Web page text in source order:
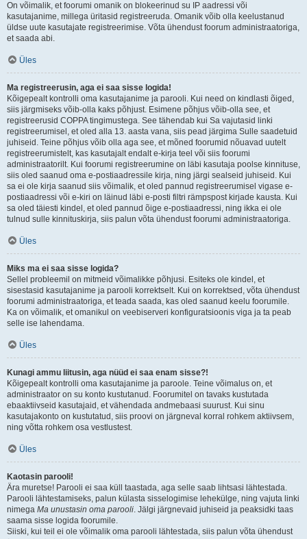
On võimalik, et foorumi omanik on blokeerinud su IP aadressi või
kasutajanime, millega üritasid registreeruda. Omanik võib olla keelustanud
üldse uute kasutajate registreerimise. Võta ühendust foorum administraatoriga,
et saada abi.
Üles
Ma registreerusin, aga ei saa sisse logida!
Kõigepealt kontrolli oma kasutajanime ja parooli. Kui need on kindlasti õiged,
siis järgmiseks võib-olla kaks põhjust. Esimene põhjus võib-olla see, et
registreerusid COPPA tingimustega. See tähendab kui Sa vajutasid linki
registreerumisel, et oled alla 13. aasta vana, siis pead järgima Sulle saadetuid
juhiseid. Teine põhjus võib olla aga see, et mõned foorumid nõuavad uutelt
registreerumistelt, kas kasutajalt endalt e-kirja teel või siis foorumi
administraatorilt. Kui foorumi registreerumine on läbi kasutaja poolse kinnituse,
siis oled saanud oma e-postiaadressile kirja, ning järgi sealseid juhiseid. Kui
sa ei ole kirja saanud siis võimalik, et oled pannud registreerumisel vigase e-
postiaadressi või e-kiri on läinud läbi e-posti filtri rämpspost kirjade kausta. Kui
sa oled täiesti kindel, et oled pannud õige e-postiaadressi, ning ikka ei ole
tulnud sulle kinnituskirja, siis palun võta ühendust foorumi administraatoriga.
Üles
Miks ma ei saa sisse logida?
Sellel probleemil on mitmeid võimalikke põhjusi. Esiteks ole kindel, et
sisestasid kasutajanime ja parooli korrektselt. Kui on korrektsed, võta ühendust
foorumi administraatoriga, et teada saada, kas oled saanud keelu foorumile.
Ka on võimalik, et omanikul on veebiserveri konfiguratsioonis viga ja ta peab
selle ise lahendama.
Üles
Kunagi ammu liitusin, aga nüüd ei saa enam sisse?!
Kõigepealt kontrolli oma kasutajanime ja paroole. Teine võimalus on, et
administraator on su konto kustutanud. Foorumitel on tavaks kustutada
ebaaktiivseid kasutajaid, et vähendada andmebaasi suurust. Kui sinu
kasutajakonto on kustutatud, siis proovi on järgneval korral rohkem aktiivsem,
ning võtta rohkem osa vestlustest.
Üles
Kaotasin parooli!
Ära muretse! Parooli ei saa küll taastada, aga selle saab lihtsasi lähtestada.
Parooli lähtestamiseks, palun külasta sisselogimise lehekülge, ning vajuta linki
nimega Ma unustasin oma parooli. Jälgi järgnevaid juhiseid ja peaksidki taas
saama sisse logida foorumile.
Siiski, kui teil ei ole võimalik oma parooli lähtestada, siis palun võta ühendust